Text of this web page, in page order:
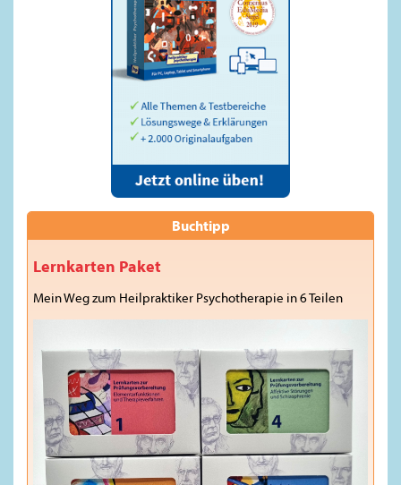
Buchtipp
Lernkarten Paket
Mein Weg zum Heilpraktiker Psychotherapie in 6 Teilen